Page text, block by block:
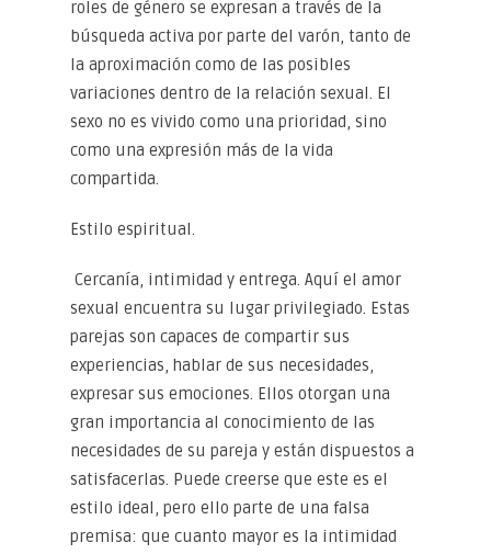
roles de género se expresan a través de la
búsqueda activa por parte del varón, tanto de
la aproximación como de las posibles
variaciones dentro de la relación sexual. El
sexo no es vivido como una prioridad, sino
como una expresión más de la vida
compartida.
Estilo espiritual.
Cercanía, intimidad y entrega. Aquí el amor
sexual encuentra su lugar privilegiado. Estas
parejas son capaces de compartir sus
experiencias, hablar de sus necesidades,
expresar sus emociones. Ellos otorgan una
gran importancia al conocimiento de las
necesidades de su pareja y están dispuestos a
satisfacerlas. Puede creerse que este es el
estilo ideal, pero ello parte de una falsa
premisa: que cuanto mayor es la intimidad